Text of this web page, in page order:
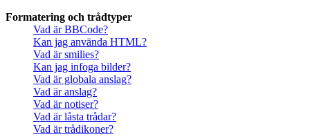
Formatering och trådtyper
Vad är BBCode?
Kan jag använda HTML?
Vad är smilies?
Kan jag infoga bilder?
Vad är globala anslag?
Vad är anslag?
Vad är notiser?
Vad är låsta trådar?
Vad är trådikoner?